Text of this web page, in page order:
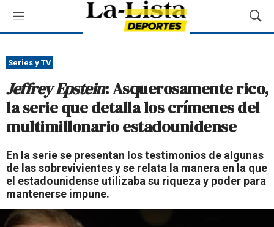
M
e
ú
M
o
a
r
B
q
u
e
d
Series y TV
Jeffrey Epstein: Asquerosamente rico,
la serie que detalla los crímenes del
multimillonario estadounidense
En la serie se presentan los testimonios de algunas
de las sobrevivientes y se relata la manera en la que
el estadounidense utilizaba su riqueza y poder para
mantenerse impune.